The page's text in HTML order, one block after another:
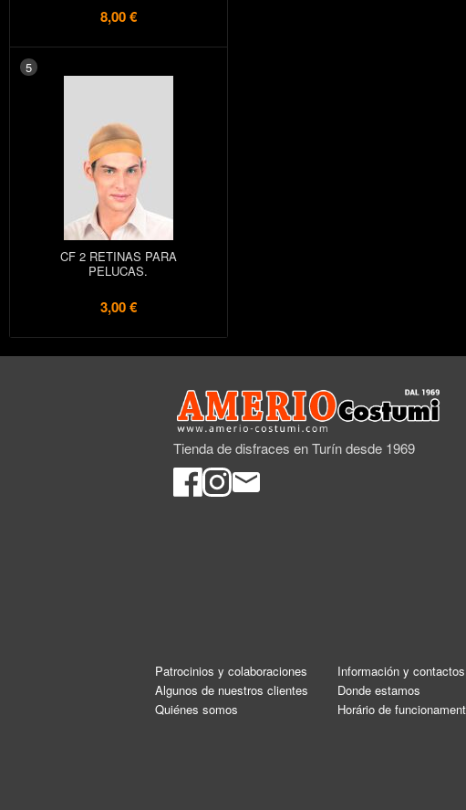
8,00 €
5
CF 2 RETINAS PARA
PELUCAS.
3,00 €
Tienda de disfraces en Turín desde 1969
Patrocinios y colaboraciones
Algunos de nuestros clientes
Quiénes somos
Información y contactos
Donde estamos
Horário de